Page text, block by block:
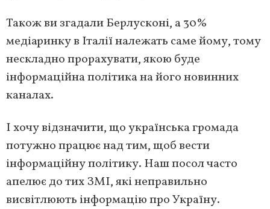
Також ви згадали Берлусконі, а 30%
медіаринку в Італії належать саме йому, тому
нескладно прорахувати, якою буде
інформаційна політика на його новинних
каналах.
І хочу відзначити, що українська громада
потужно працює над тим, щоб вести
інформаційну політику. Наш посол часто
апелює до тих ЗМІ, які неправильно
висвітлюють інформацію про Україну.